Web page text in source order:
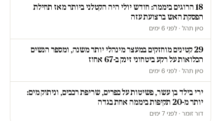
18 הרוגים ביממה: חודש יולי היה הקטלני ביותר מאז תחילת
הפסקת האש ברצועת עזה
סיון תהל · לפני 6 ימים
29 קטינים מוחזקים במעצר מינהלי יותר משנה, ומספר הנשים
הכלואות על רקע ביטחוני זינק ב-67 אחוז
סיון תהל · לפני 6 ימים
ירי בילד בן עשר, פשיטות על כפרים, שריפת רכבים, וניתוק מים:
יותר מ-20 תקיפות ביממה אחת בגדה
דור זומר · לפני 7 ימים